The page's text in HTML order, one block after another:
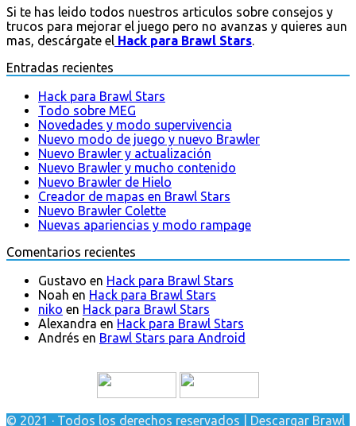
Si te has leido todos nuestros articulos sobre consejos y
trucos para mejorar el juego pero no avanzas y quieres aun
mas, descárgate el Hack para Brawl Stars.
Entradas recientes
Hack para Brawl Stars
Todo sobre MEG
Novedades y modo supervivencia
Nuevo modo de juego y nuevo Brawler
Nuevo Brawler y actualización
Nuevo Brawler y mucho contenido
Nuevo Brawler de Hielo
Creador de mapas en Brawl Stars
Nuevo Brawler Colette
Nuevas apariencias y modo rampage
Comentarios recientes
Gustavo en Hack para Brawl Stars
Noah en Hack para Brawl Stars
niko en Hack para Brawl Stars
Alexandra en Hack para Brawl Stars
Andrés en Brawl Stars para Android
© 2021 · Todos los derechos reservados | Descargar Brawl